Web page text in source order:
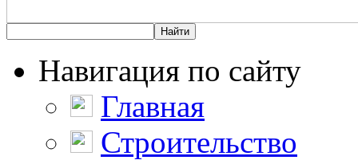
Навигация по сайту
Главная
Строительство